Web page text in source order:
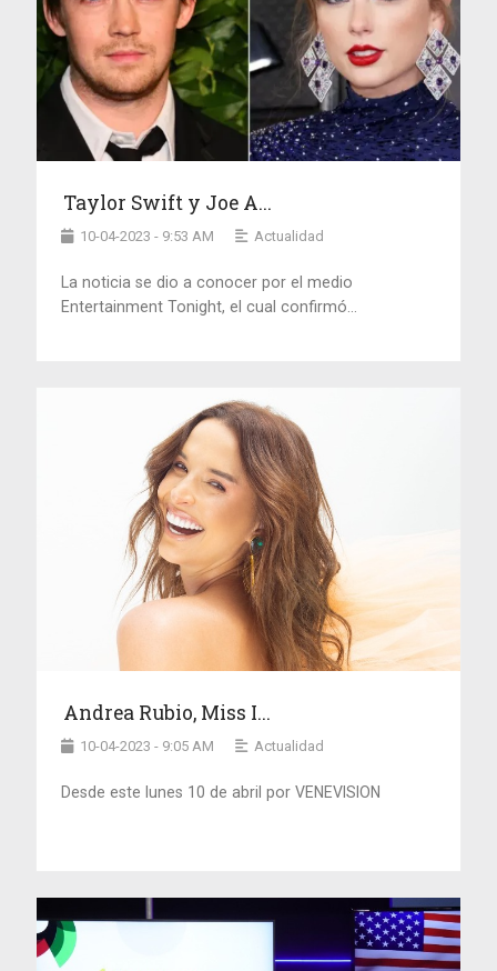
Taylor Swift y Joe A...
10-04-2023 - 9:53 AM Actualidad
La noticia se dio a conocer por el medio
Entertainment Tonight, el cual confirmó...
Andrea Rubio, Miss I...
10-04-2023 - 9:05 AM Actualidad
Desde este lunes 10 de abril por VENEVISION